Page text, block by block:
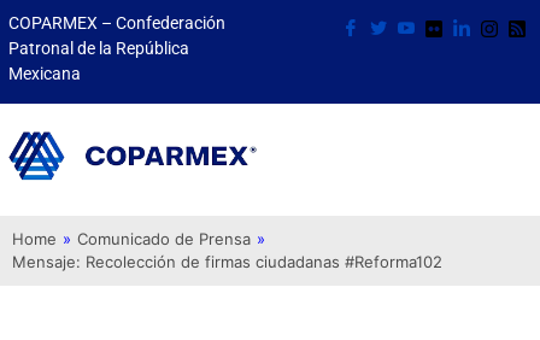
COPARMEX – Confederación
Patronal de la República
Mexicana
Home » Comunicado de Prensa »
Mensaje: Recolección de firmas ciudadanas #Reforma102